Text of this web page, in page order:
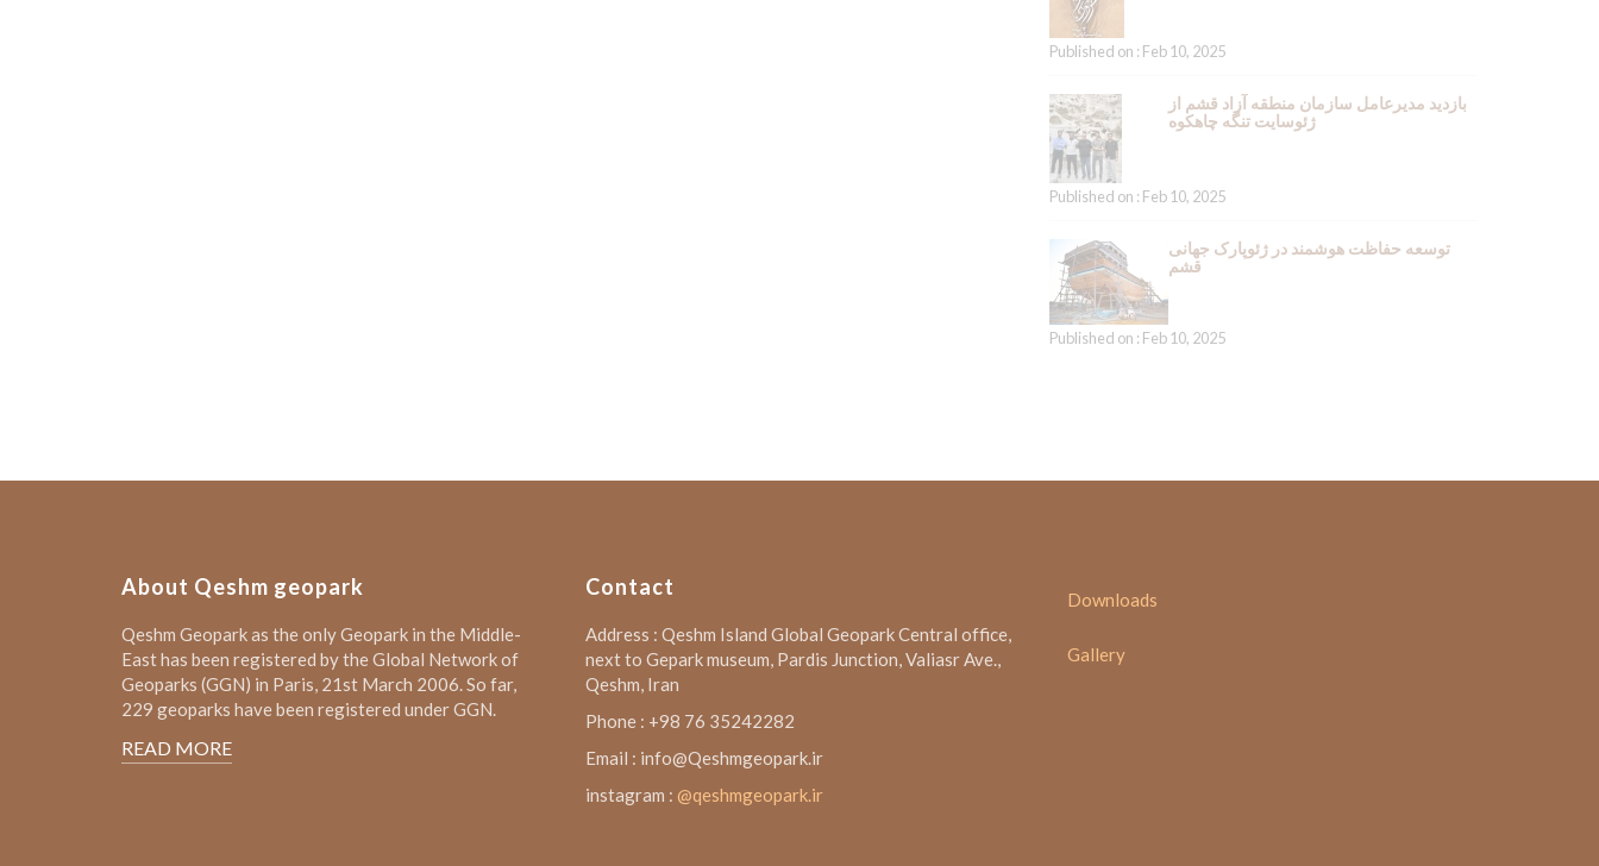
Published on : Feb 10, 2025
بازدید مدیرعامل سازمان منطقه آزاد قشم از
ژئوسایت تنگه چاهکوه
Published on : Feb 10, 2025
توسعه حفاظت هوشمند در ژئوپارک جهانی
قشم
Published on : Feb 10, 2025
About Qeshm geopark
Qeshm Geopark as the only Geopark in the Middle-
East has been registered by the Global Network of
Geoparks (GGN) in Paris, 21st March 2006. So far,
229 geoparks have been registered under GGN.
READ MORE
Contact
Address : Qeshm Island Global Geopark Central office,
next to Gepark museum, Pardis Junction, Valiasr Ave.,
Qeshm, Iran
Phone : +98 76 35242282
Email : info@Qeshmgeopark.ir
instagram : @qeshmgeopark.ir
Downloads
Gallery